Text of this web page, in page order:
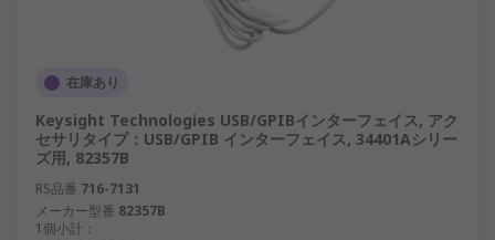
在庫あり
Keysight Technologies USB/GPIBインターフェイス, アク
セサリタイプ：USB/GPIB インターフェイス, 34401Aシリー
ズ用, 82357B
RS品番 716-7131
メーカー型番 82357B
1個小計：